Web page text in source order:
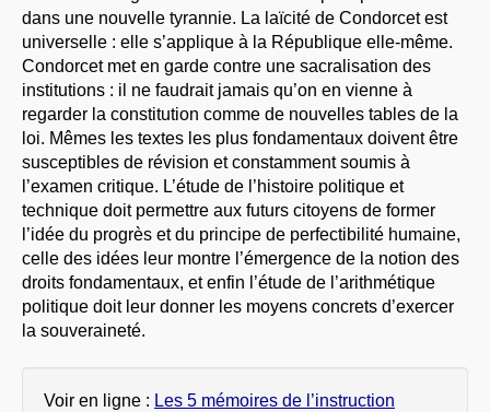
dans une nouvelle tyrannie. La laïcité de Condorcet est
universelle : elle s’applique à la République elle-même.
Condorcet met en garde contre une sacralisation des
institutions : il ne faudrait jamais qu’on en vienne à
regarder la constitution comme de nouvelles tables de la
loi. Mêmes les textes les plus fondamentaux doivent être
susceptibles de révision et constamment soumis à
l’examen critique. L’étude de l’histoire politique et
technique doit permettre aux futurs citoyens de former
l’idée du progrès et du principe de perfectibilité humaine,
celle des idées leur montre l’émergence de la notion des
droits fondamentaux, et enfin l’étude de l’arithmétique
politique doit leur donner les moyens concrets d’exercer
la souveraineté.
Voir en ligne : Les 5 mémoires de l’instruction